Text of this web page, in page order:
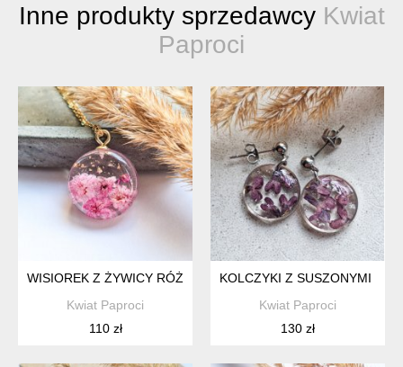
Inne produkty sprzedawcy Kwiat
Paproci
WISIOREK Z ŻYWICY RÓŻOWA GIPSÓWKA
Kwiat Paproci
110 zł
KOLCZYKI Z SUSZONYMI
Kwiat Paproci
130 zł